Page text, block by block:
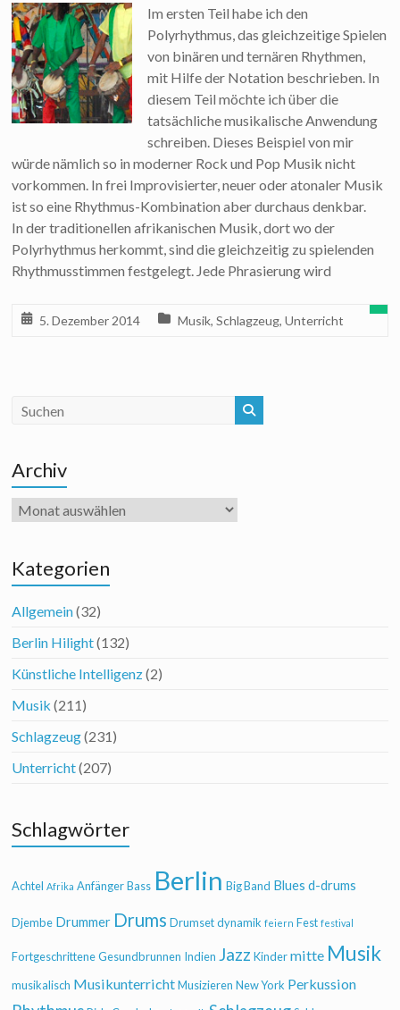
Im ersten Teil habe ich den
Polyrhythmus, das gleichzeitige Spielen
von binären und ternären Rhythmen,
mit Hilfe der Notation beschrieben. In
diesem Teil möchte ich über die
tatsächliche musikalische Anwendung
schreiben. Dieses Beispiel von mir
würde nämlich so in moderner Rock und Pop Musik nicht
vorkommen. In frei Improvisierter, neuer oder atonaler Musik
ist so eine Rhythmus-Kombination aber durchaus denkbar.
In der traditionellen afrikanischen Musik, dort wo der
Polyrhythmus herkommt, sind die gleichzeitig zu spielenden
Rhythmusstimmen festgelegt. Jede Phrasierung wird
5. Dezember 2014 Musik,Schlagzeug,Unterricht
Archiv
Archiv
Kategorien
Allgemein(32)
Berlin Hilight(132)
Künstliche Intelligenz(2)
Musik (211)
Schlagzeug(231)
Unterricht(207)
Schlagwörter
Achtel Afrika Anfänger Bass Berlin Big Band Blues d-drums
Djembe Drummer Drums Drumset dynamik feiern Fest festival
Fortgeschrittene Gesundbrunnen Indien Jazz Kinder mitte Musik
musikalisch Musikunterricht Musizieren New York Perkussion